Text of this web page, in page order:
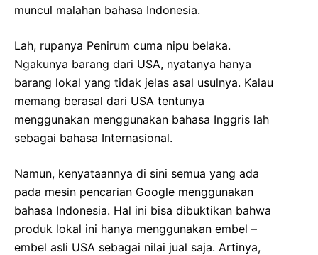
muncul malahan bahasa Indonesia.
Lah, rupanya Penirum cuma nipu belaka.
Ngakunya barang dari USA, nyatanya hanya
barang lokal yang tidak jelas asal usulnya. Kalau
memang berasal dari USA tentunya
menggunakan menggunakan bahasa Inggris lah
sebagai bahasa Internasional.
Namun, kenyataannya di sini semua yang ada
pada mesin pencarian Google menggunakan
bahasa Indonesia. Hal ini bisa dibuktikan bahwa
produk lokal ini hanya menggunakan embel –
embel asli USA sebagai nilai jual saja. Artinya,